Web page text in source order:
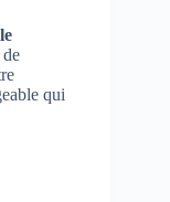
de
qui